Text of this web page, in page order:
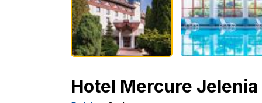
Hotel Mercure Jelenia